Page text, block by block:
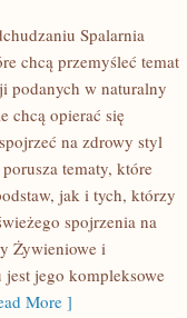
Spalarnia
chcą przemyśleć temat
podanych w naturalny
chcą opierać się
na zdrowy styl
tematy, które
jak i tych, którzy
spojrzenia na
Żywieniowe i
jego kompleksowe
More ]